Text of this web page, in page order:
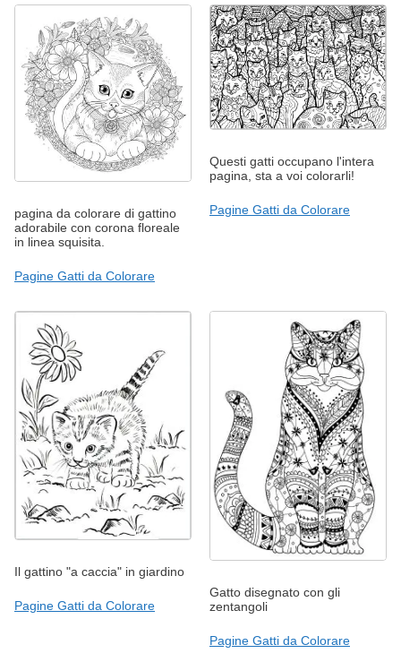
pagina da colorare di gattino
adorabile con corona floreale
in linea squisita.
Pagine Gatti da Colorare
Questi gatti occupano l'intera
pagina, sta a voi colorarli!
Pagine Gatti da Colorare
Il gattino "a caccia" in giardino
Pagine Gatti da Colorare
Gatto disegnato con gli
zentangoli
Pagine Gatti da Colorare